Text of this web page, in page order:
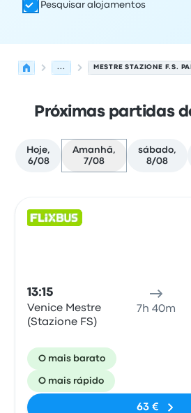
Pesquisar alojamentos
...
Próximas partidas
Hoje,
6/08
Amanhã,
7/08
sábado,
8/08
13:15
Venice Mestre
(Stazione FS)
7h 40m
O mais barato
O mais rápido
63 €